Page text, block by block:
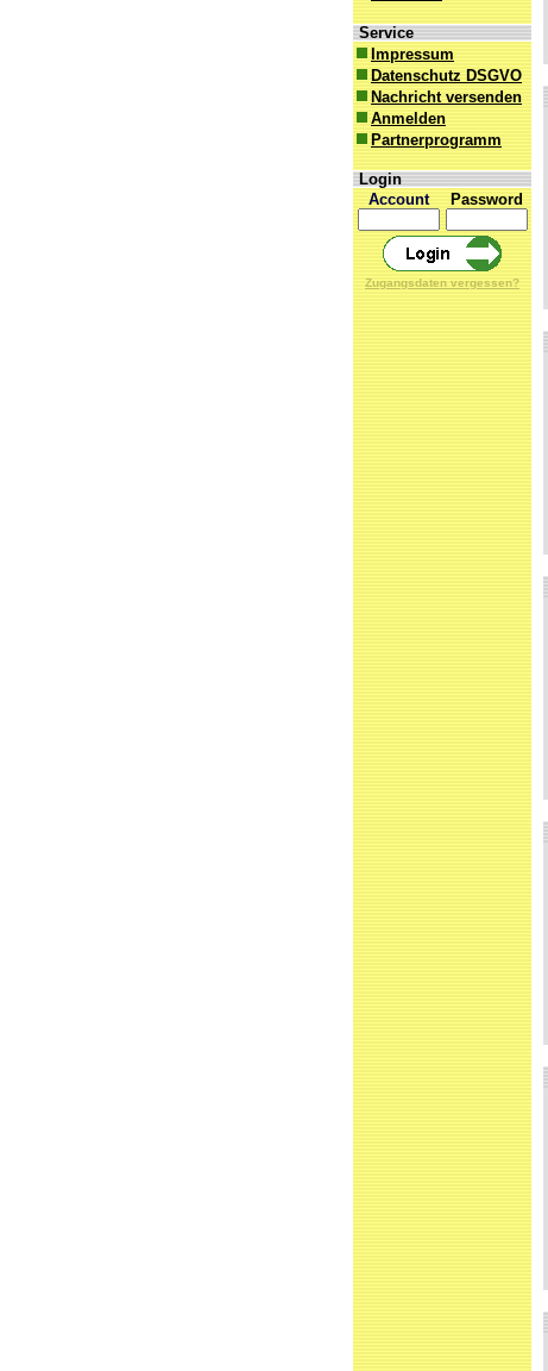
Service
Impressum
Datenschutz DSGVO
Nachricht versenden
Anmelden
Partnerprogramm
Login
Account
Password
Zugangsdaten vergessen?